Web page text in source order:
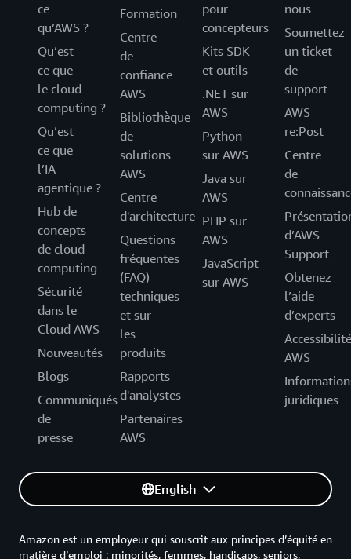
ce
qu’AWS ?
Qu’est-
ce que
le cloud
computing ?
Qu’est-
ce que
l’IA
agentique ?
Hub de
concepts
de cloud
computing
Sécurité
dans le
Cloud AWS
Nouveautés
Blogs
Communiqués
de
presse
Formation
Centre
de
confiance
AWS
Bibliothèque
de
solutions
AWS
Centre
d'architecture
Questions
fréquentes
(FAQ)
techniques
et sur
les
produits
Rapports
d'analystes
Partenaires
AWS
pour
concepteurs
Kits SDK
et outils
.NET sur
AWS
Python
sur AWS
Java sur
AWS
PHP sur
AWS
JavaScript
sur AWS
nous
Soumettez
un ticket
de
support
AWS
re:Post
Centre
de
d’AWS
Support
Obtenez
l’aide
d’experts
Accessibilité
AWS
juridiques
English
Amazon est un employeur qui souscrit aux principes d’équité en
matière d’emploi : minorités, femmes, handicaps, seniors,